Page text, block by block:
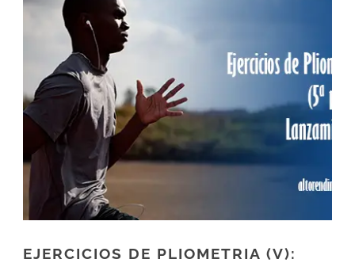
EJERCICIOS DE PLIOMETRIA (V):